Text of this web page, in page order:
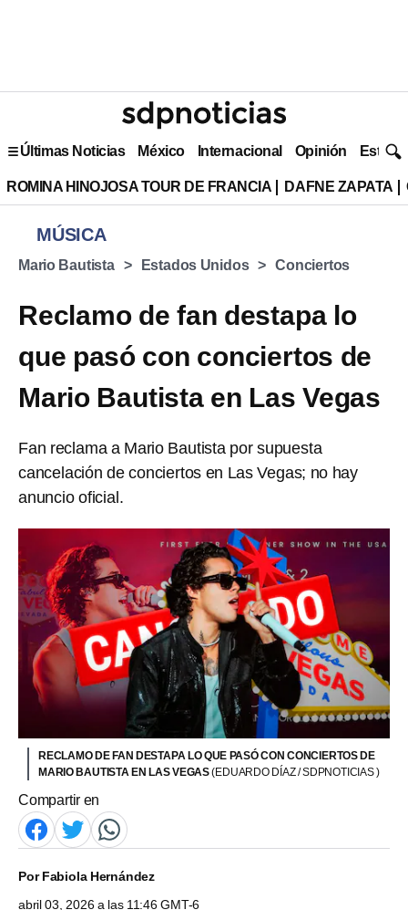
Últimas Noticias México Internacional Opinión Estilo
ROMINA HINOJOSA TOUR DE FRANCIA DAFNE ZAPATA
MÚSICA
Mario Bautista Estados Unidos Conciertos
Reclamo de fan destapa lo
que pasó con conciertos de
Mario Bautista en Las Vegas
Fan reclama a Mario Bautista por supuesta
cancelación de conciertos en Las Vegas; no hay
anuncio oficial.
RECLAMO DE FAN DESTAPA LO QUE PASÓ CON CONCIERTOS DE
MARIO BAUTISTA EN LAS VEGAS(EDUARDO DÍAZ / SDPNOTICIAS )
Compartir en
PorFabiola Hernández
abril 03, 2026 a las 11:46 GMT-6